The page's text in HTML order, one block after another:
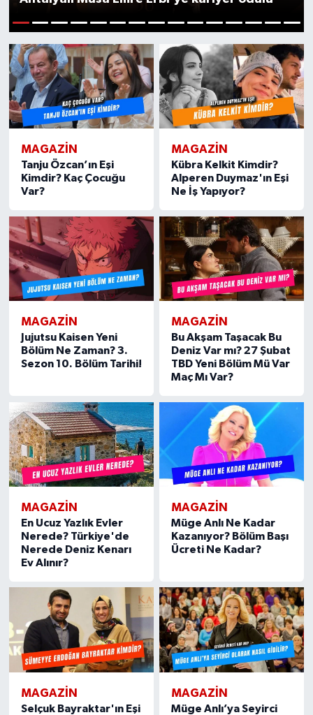
MAGAZIN
Tanju Özcan’ın Eşi
Kimdir? Kaç Çocuğu
Var?
MAGAZIN
Kübra Kelkit Kimdir?
Alperen Duymaz'ın Eşi
Ne İş Yapıyor?
MAGAZIN
Jujutsu Kaisen Yeni
Bölüm Ne Zaman? 3.
Sezon 10. Bölüm Tarihi!
MAGAZIN
Bu Akşam Taşacak Bu
Deniz Var mı? 27 Şubat
TBD Yeni Bölüm Mü Var
Maç Mı Var?
MAGAZIN
En Ucuz Yazlık Evler
Nerede? Türkiye'de
Nerede Deniz Kenarı
Ev Alınır?
MAGAZIN
Müge Anlı Ne Kadar
Kazanıyor? Bölüm Başı
Ücreti Ne Kadar?
MAGAZIN
Selçuk Bayraktar'ın Eşi
MAGAZIN
Müge Anlı’ya Seyirci
Güncel
Kültür & Sanat
Magazin
Resmi İlan
Sağlık & Yaşam
Spor